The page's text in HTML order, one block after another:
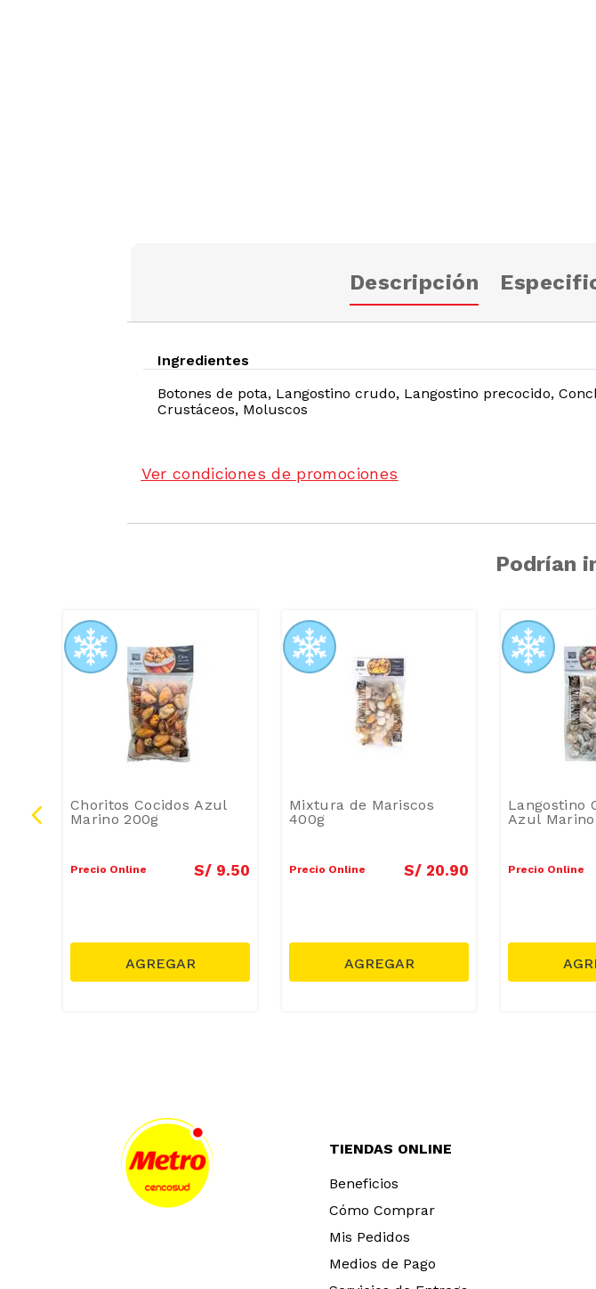
Descripción
Ingredientes
Botones de pota, Langostino crudo, Langostino precocido,
Crustáceos, Moluscos
Ver condiciones de promociones
Podrían
Choritos Cocidos Azul
Marino 200g
Precio Online S/ 9.50
Mixtura de Mariscos
400g
Precio Online S/ 20.90
Langostino
Azul
Precio Online
TIENDAS ONLINE
Beneficios
Cómo Comprar
Mis Pedidos
Medios de Pago